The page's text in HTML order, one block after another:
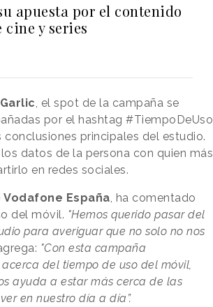
apuesta por el contenido
y series
Garlic, el spot de la campaña se
por el hashtag #TiempoDeUso
principales del estudio.
datos de la persona con quien más
en redes sociales.
España, ha comentado
del móvil. "Hemos querido pasar del
para averiguar que no solo no nos
"Con esta campaña
del tiempo de uso del móvil,
ayuda a estar más cerca de las
en nuestro día a día”.